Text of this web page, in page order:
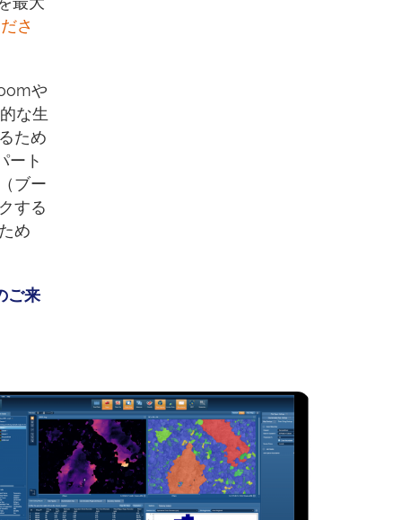
さ
や
な生
ため
ート
ブー
する
め
ご来